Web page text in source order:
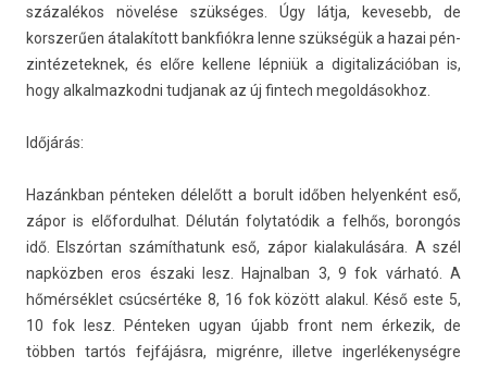
százalékos növelése szükséges. Úgy látja, kevesebb, de
korszerű­en átalakított bankfiók­ra lenne szükségük a hazai pén­
zintézetek­nek, és előre kel­lene lépniük a di­gitalizációban is,
hogy al­kal­mazkod­ni tud­janak az új fin­tech megol­dások­hoz.
Időjárás:
Hazánkban pén­tek­en délelőtt a borult időben helyen­ként eső,
zápor is előfor­dulhat. Délután folytatódik a felhős, boron­gós
idő. Elszórtan számít­hatunk eső, zápor kialakulására. A szél
napközben eros északi lesz. Haj­nalban 3, 9 fok várható. A
hőmérséklet csúcsértéke 8, 16 fok között al­akul. Késő este 5,
10 fok lesz. Pén­tek­en ugyan újabb front nem érkezik, de
többen tartós fejfájásra, migrénre, il­let­ve in­ger­lékenység­re